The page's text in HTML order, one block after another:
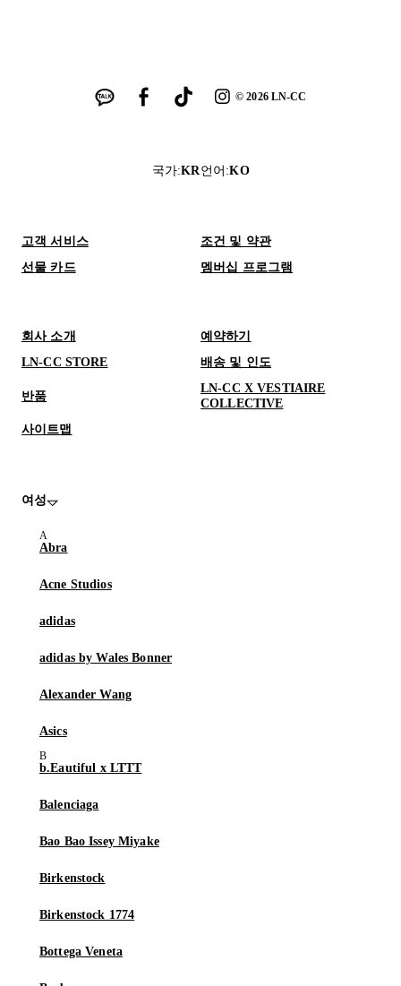
©2026LN-CC
국가:KR언어 :KO
고객 서비스
조건 및 약관
선물 카드
멤버십 프로그램
회사 소개
예약하기
LN-CC STORE
배송 및 인도
반품
LN-CC X VESTIAIRE
COLLECTIVE
사이트맵
여성
Abra
Acne Studios
adidas
adidas by Wales Bonner
Alexander Wang
Asics
b.Eautiful x LTTT
Balenciaga
Bao Bao Issey Miyake
Birkenstock
Birkenstock 1774
Bottega Veneta